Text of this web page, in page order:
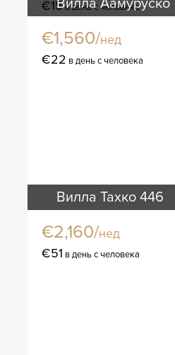
€15в день с человека
Вилла Аамуруско
€1,560/нед
€22 в день с человека
Вилла Тахко 446
€2,160/нед
€51 в день с человека